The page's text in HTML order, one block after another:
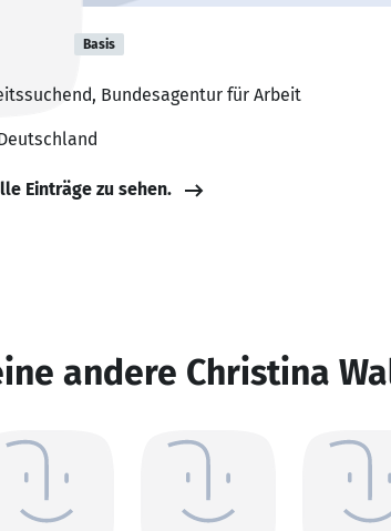
Basis
Bundesagentur für Arbeit
Einträge zu sehen.
andere Christina